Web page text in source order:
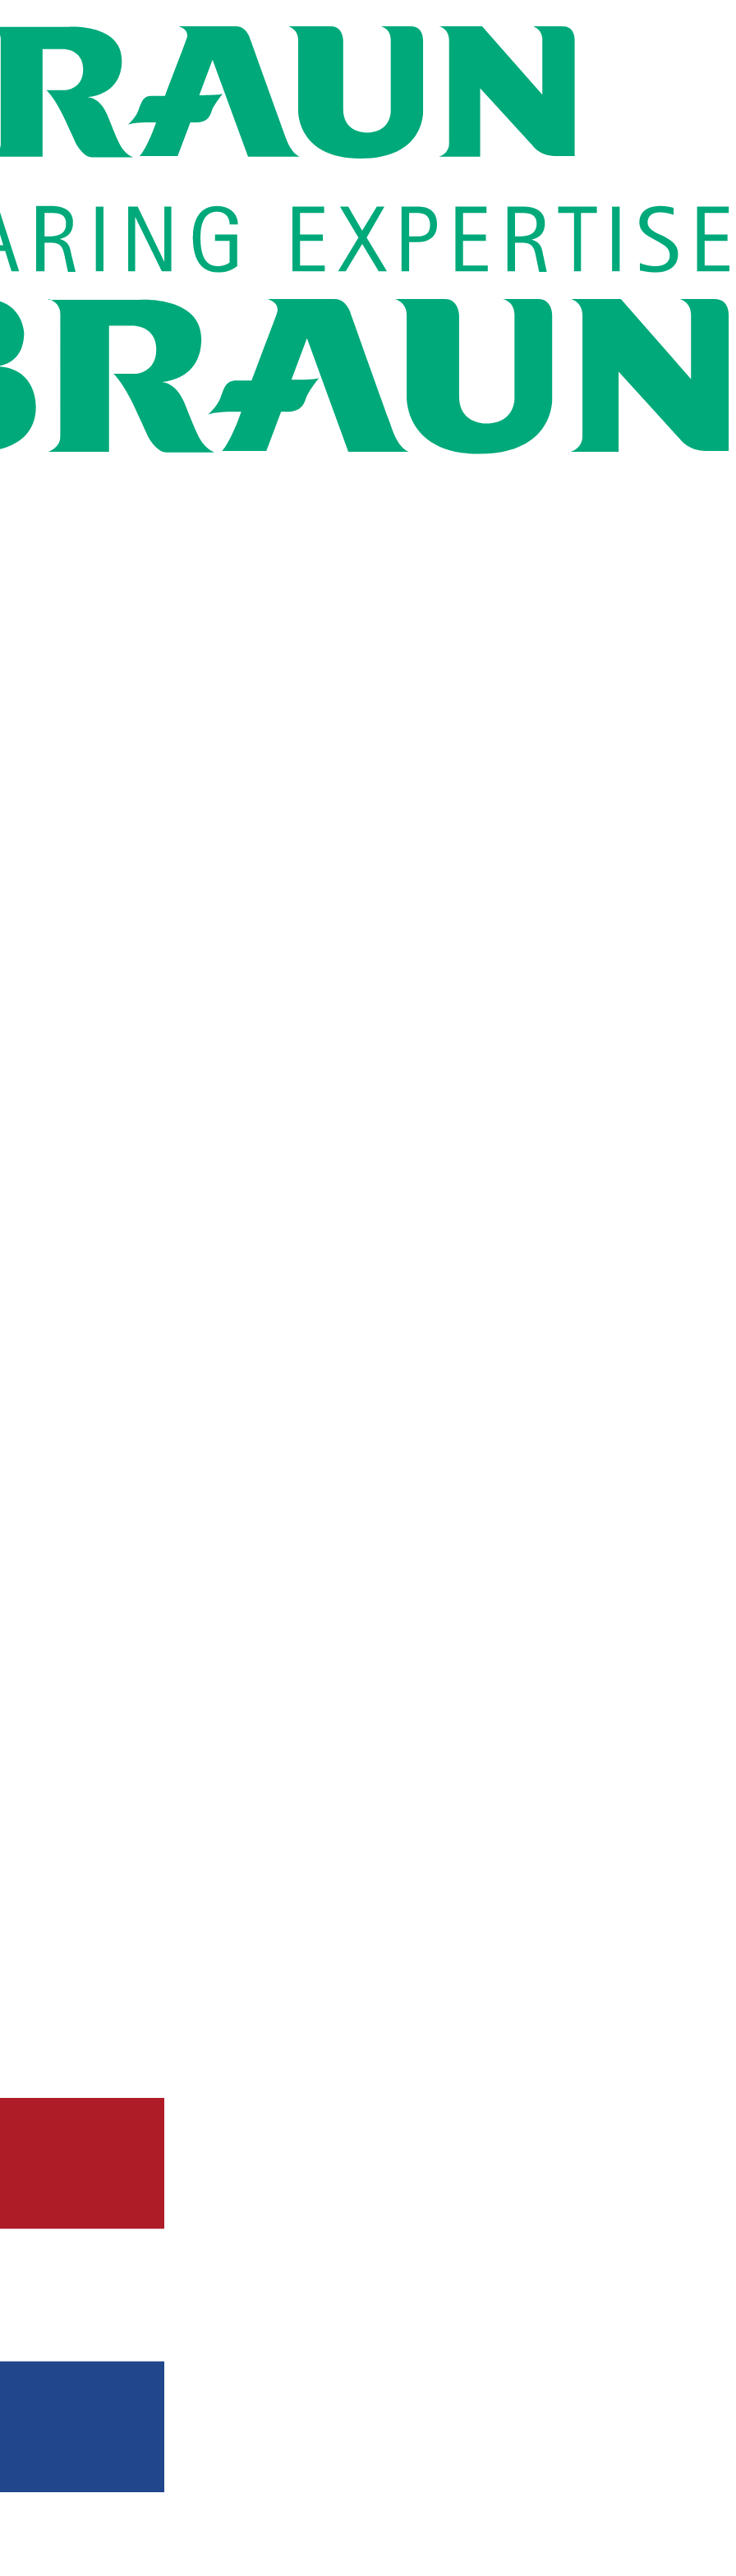
een functie die bij je past!